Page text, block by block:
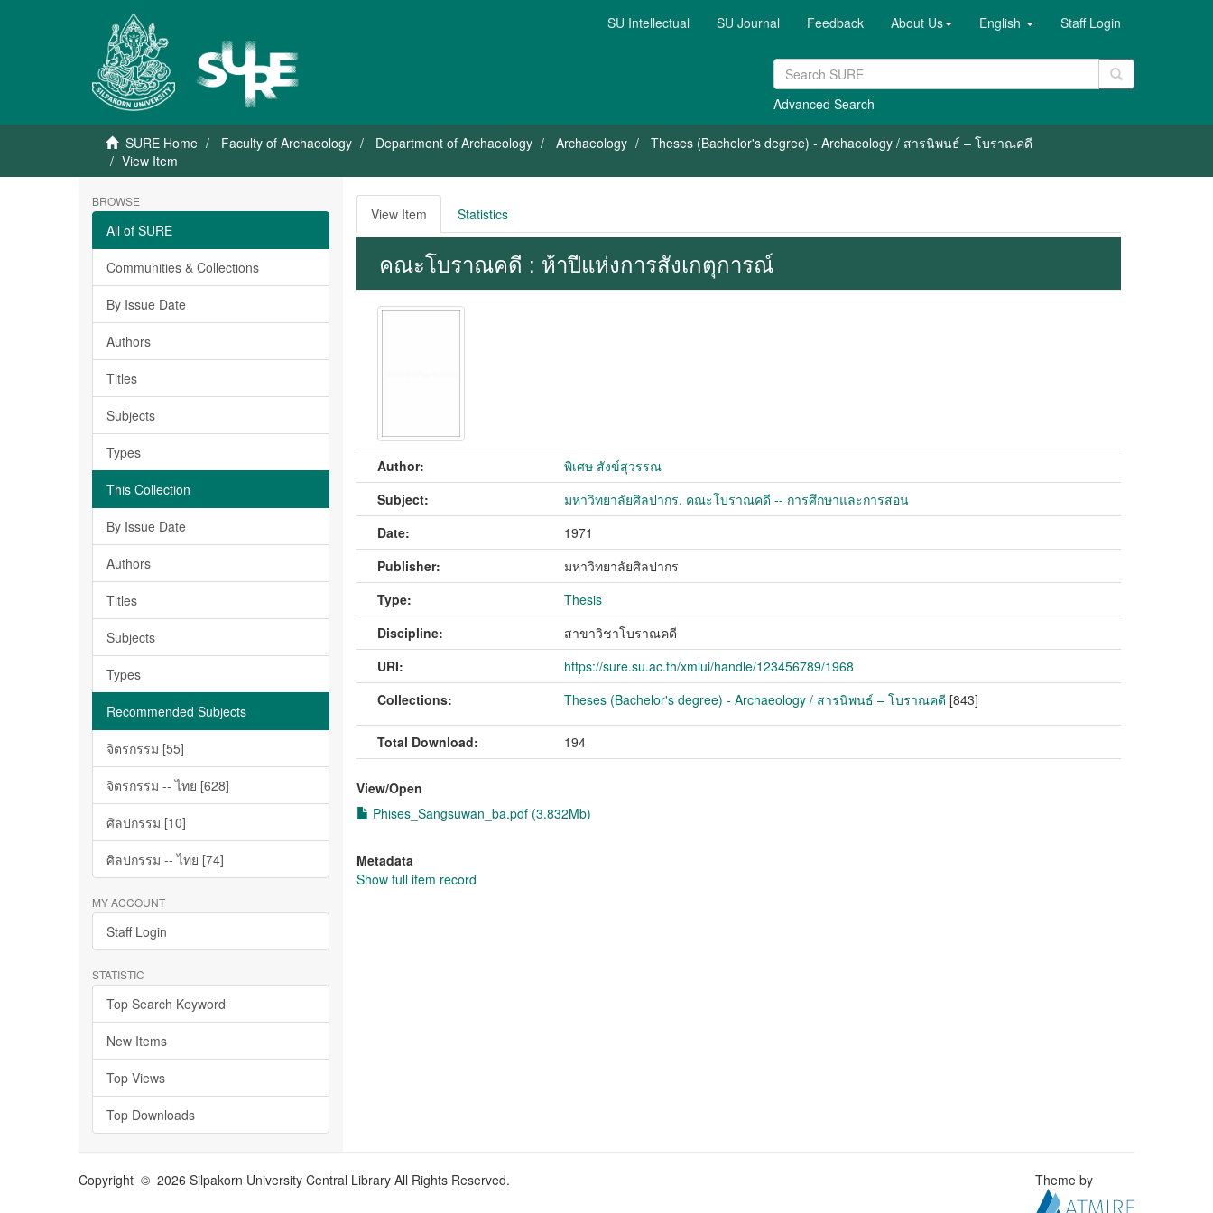
SU Intellectual SU Journal Feedback About Us English Staff Login
Advanced Search
SURE Home Faculty of Archaeology Department of Archaeology Archaeology
Theses (Bachelor's degree) - Archaeology / สารนิพนธ์ – โบราณคดี
View Item
BROWSE
All of SURE
Communities & Collections
By Issue Date
Authors
Titles
Subjects
Types
This Collection
By Issue Date
Authors
Titles
Subjects
Types
Recommended Subjects
จิตรกรรม [55]
จิตรกรรม -- ไทย [628]
ศิลปกรรม [10]
ศิลปกรรม -- ไทย [74]
MY ACCOUNT
Staff Login
STATISTIC
Top Search Keyword
New Items
Top Views
Top Downloads
View Item Statistics
คณะโบราณคดี : ห้าปีแห่งการสังเกตุการณ์
Author:
พิเศษ สังข์สุวรรณ
Subject:
มหาวิทยาลัยศิลปากร. คณะโบราณคดี -- การศึกษาและการสอน
Date:
1971
Publisher:
มหาวิทยาลัยศิลปากร
Type:
Thesis
Discipline:
สาขาวิชาโบราณคดี
URI:
https://sure.su.ac.th/xmlui/handle/123456789/1968
Collections:
Theses (Bachelor's degree) - Archaeology / สารนิพนธ์ – โบราณคดี [843]
Total Download: 194
View/Open
Phises_Sangsuwan_ba.pdf (3.832Mb)
Metadata
Show full item record
Copyright © 2026 Silpakorn University Central Library All Rights Reserved. Theme by